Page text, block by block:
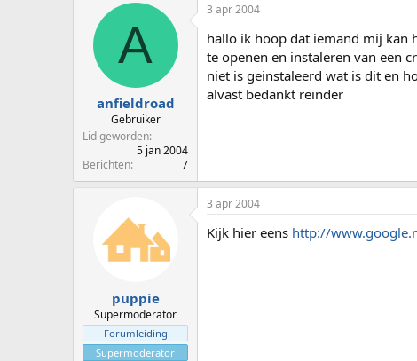
r
e
r
d
u
A
anfieldroad
Gebruiker
Lid geworden
5 jan 2004
Berichten
7
3 apr 2004
hallo ik hoop dat iemand mij kan
te openen en instaleren van een
niet is geinstaleerd wat is dit en
alvast bedankt reinder
puppie
Supermoderator
Forumleiding
Supermoderator
3 apr 2004
Kijk hier eens http://